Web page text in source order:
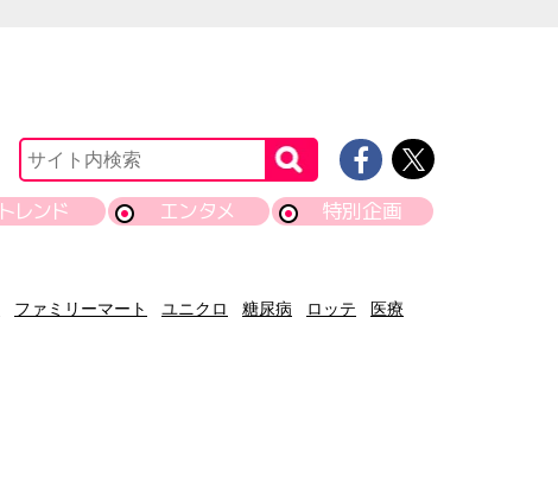
トレンド エンタメ 特別企画
ファミリーマート ユニクロ 糖尿病 ロッテ
医療